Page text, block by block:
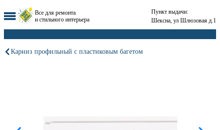
Все для ремонта
и стильного интерьера
Пункт выдачи:
Шексна, ул Шлюзовая д.1
Карниз профильный с пластиковым багетом